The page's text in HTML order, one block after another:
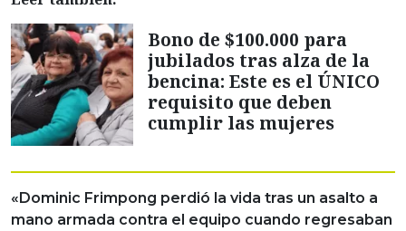
Bono de $100.000 para
jubilados tras alza de la
bencina: Este es el ÚNICO
requisito que deben
cumplir las mujeres
«Dominic Frimpong perdió la vida tras un asalto a
mano armada contra el equipo cuando regresaban